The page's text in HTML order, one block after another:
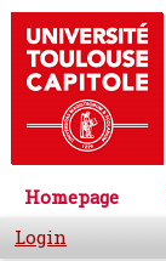
Homepage
Login